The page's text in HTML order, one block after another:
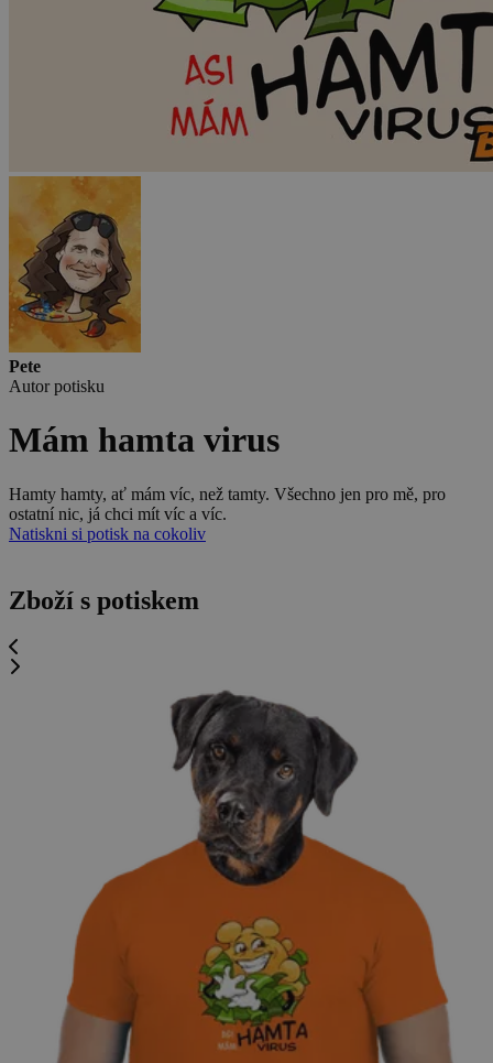
Pete
Autor potisku
Mám hamta virus
Hamty hamty, ať mám víc, než tamty. Všechno jen pro mě, pro
ostatní nic, já chci mít víc a víc.
Natiskni si potisk na cokoliv
Zboží s potiskem